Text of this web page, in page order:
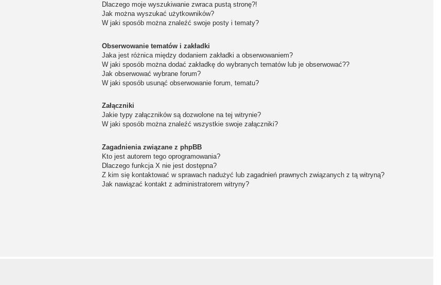
Dlaczego moje wyszukiwanie zwraca pustą stronę?!
Jak można wyszukać użytkowników?
W jaki sposób można znaleźć swoje posty i tematy?
Obserwowanie tematów i zakładki
Jaka jest różnica między dodaniem zakładki a obserwowaniem?
W jaki sposób można dodać zakładkę do wybranych tematów lub je obserwować??
Jak obserwować wybrane forum?
W jaki sposób usunąć obserwowanie forum, tematu?
Załączniki
Jakie typy załączników są dozwolone na tej witrynie?
W jaki sposób można znaleźć wszystkie swoje załączniki?
Zagadnienia związane z phpBB
Kto jest autorem tego oprogramowania?
Dlaczego funkcja X nie jest dostępna?
Z kim się kontaktować w sprawach nadużyć lub zagadnień prawnych związanych z tą witryną?
Jak nawiązać kontakt z administratorem witryny?